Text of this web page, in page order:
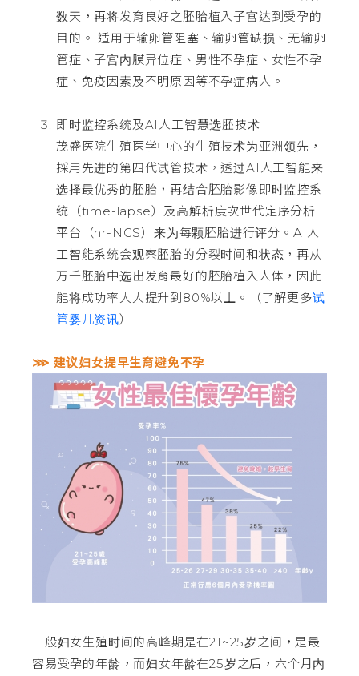
数天，再将发育良好之胚胎植入子宫达到受孕的
目的。 适用于输卵管阻塞、输卵管缺损、无输卵
管症、子宫内膜异位症、男性不孕症、女性不孕
症、免疫因素及不明原因等不孕症病人。
即时监控系统及AI人工智慧选胚技术
茂盛医院生殖医学中心的生殖技术为亚洲领先，
採用先进的第四代试管技术，透过AI人工智能来
选择最优秀的胚胎，再结合胚胎影像即时监控系
统（time-lapse）及高解析度次世代定序分析
平台（hr-NGS）来为每颗胚胎进行评分。AI人
工智能系统会观察胚胎的分裂时间和状态，再从
万千胚胎中选出发育最好的胚胎植入人体，因此
能将成功率大大提升到80%以上。（了解更多试
管婴儿资讯）
⋙ 建议妇女提早生育避免不孕
一般妇女生殖时间的高峰期是在21~25岁之间，是最
容易受孕的年龄，而妇女年龄在25岁之后，六个月内